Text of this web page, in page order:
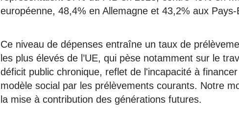
européenne, 48,4% en Allemagne et 43,2% aux Pays-
Ce niveau de dépenses entraîne un taux de
les plus élevés de l’UE, qui pèse notamment sur le
déficit public chronique, reflet de l'incapacité à
modèle social par les prélèvements courants. Notre
la mise à contribution des générations futures.